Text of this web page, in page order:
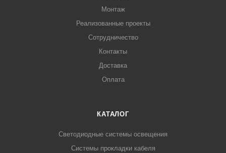
Монтаж
Реализованные проекты
Сотрудничество
Контакты
Доставка
Оплата
КАТАЛОГ
Светодиодные системы освещения
Системы прокладки кабеля